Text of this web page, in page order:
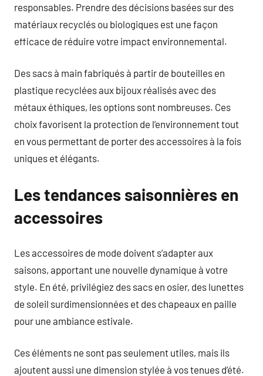
responsables. Prendre des décisions basées sur des
matériaux recyclés ou biologiques est une façon
efficace de réduire votre impact environnemental.
Des sacs à main fabriqués à partir de bouteilles en
plastique recyclées aux bijoux réalisés avec des
métaux éthiques, les options sont nombreuses. Ces
choix favorisent la protection de l’environnement tout
en vous permettant de porter des accessoires à la fois
uniques et élégants.
Les tendances saisonnières en
accessoires
Les accessoires de mode doivent s’adapter aux
saisons, apportant une nouvelle dynamique à votre
style. En été, privilégiez des sacs en osier, des lunettes
de soleil surdimensionnées et des chapeaux en paille
pour une ambiance estivale.
Ces éléments ne sont pas seulement utiles, mais ils
ajoutent aussi une dimension stylée à vos tenues d’été.